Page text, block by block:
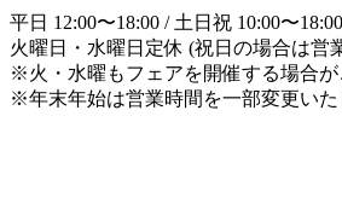
平日 12:00〜18:00 / 土日祝 10:00〜18:00
火曜日・水曜日定休 (祝日の場合は営
※火・水曜もフェアを開催する場合が
※年末年始は営業時間を一部変更いた